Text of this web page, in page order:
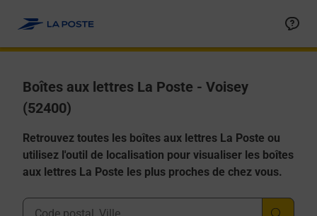
Boîtes aux lettres La Poste - Voisey
(52400)
Retrouvez toutes les boîtes aux lettres La Poste ou
utilisez l'outil de localisation pour visualiser les boîtes
aux lettres La Poste les plus proches de chez vous.
Ville, Département, Code Postal